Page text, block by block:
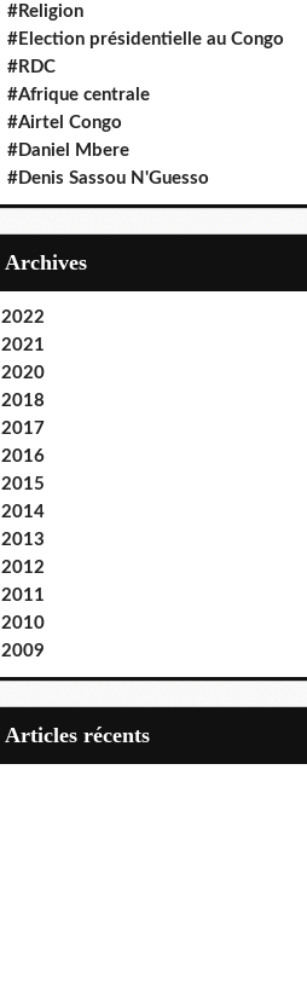
#Religion
#Election présidentielle au Congo
#RDC
#Afrique centrale
#Airtel Congo
#Daniel Mbere
#Denis Sassou N'Guesso
Archives
2022
2021
2020
2018
2017
2016
2015
2014
2013
2012
2011
2010
2009
articles récents